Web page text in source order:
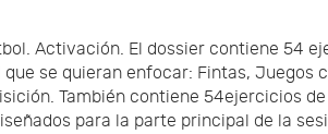
Activación. El dossier contiene 54
se quieran enfocar: Fintas, Juegos
También contiene 54ejercicios
para la parte principal de la